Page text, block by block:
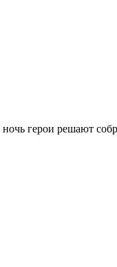
герои решают